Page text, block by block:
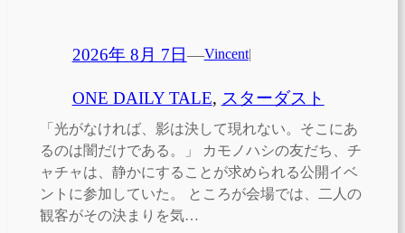
2026年 8月 7日—Vincent|
ONE DAILY TALE, スターダスト
「光がなければ、影は決して現れない。そこにあ
るのは闇だけである。」 カモノハシの友だち、チ
ャチャは、静かにすることが求められる公開イベ
ントに参加していた。 ところが会場では、二人の
観客がその決まりを気…